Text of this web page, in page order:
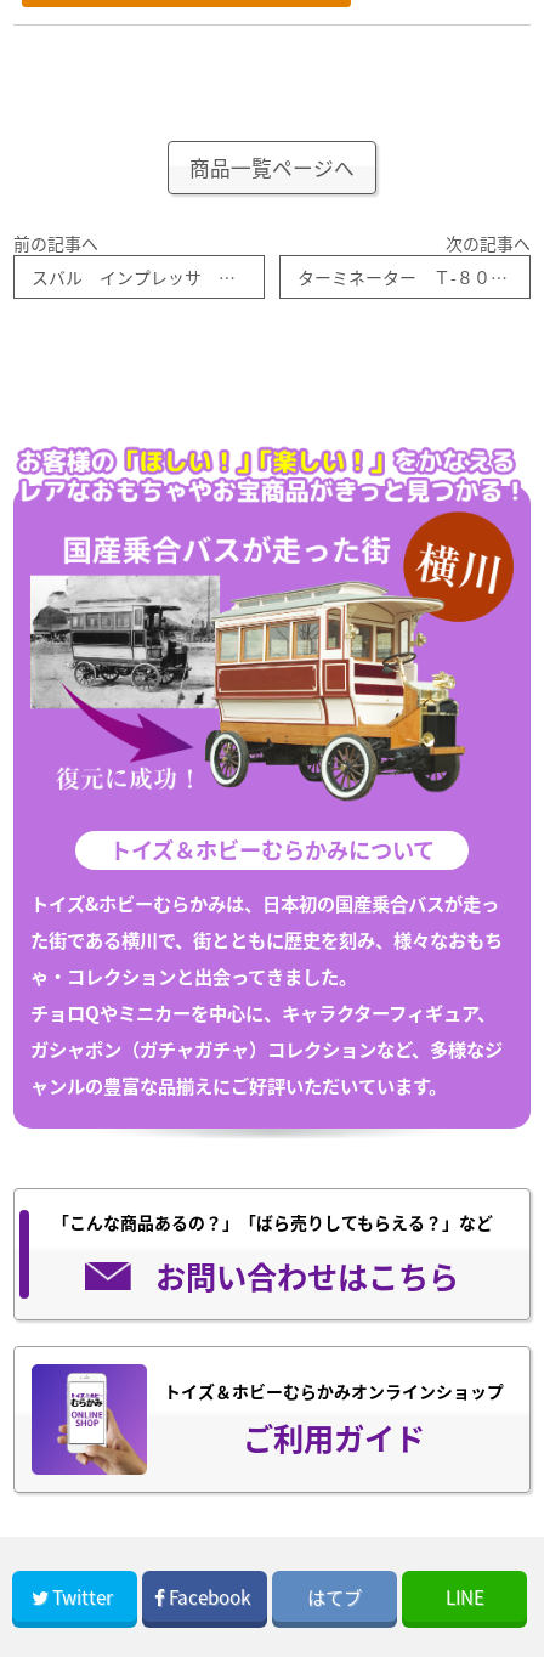
商品一覧ページへ
前の記事へ
スバル インプレッサ （初回特別仕様） 1/63 赤箱トミカー No-78
次の記事へ
ターミネーター Ｔ-８００ ジェニシス （守護神） ホットトイズ 1／6
トイズ＆ホビーむらかみについて
トイズ&ホビーむらかみは、日本初の国産乗合バスが走っ
た街である横川で、街とともに歴史を刻み、様々なおもち
ゃ ・ コレクションと出会ってきました。
チョロQやミニカーを中心に、キャラクターフィギュア、
ガシャポン（ガチャガチャ） コレクションなど、多様なジ
ャンルの豊富な品揃えにご好評いただいています。
「こんな商品あるの？」「ばら売りしてもらえる？」など
お問い合わせはこちら
トイズ＆ホビーむらかみオンラインショップ
ご利用ガイド
Twitter Facebook はてブ LINE